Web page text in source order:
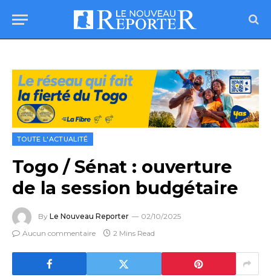
TOUTE L'ACTUALITÉ
Togo / Sénat : ouverture
de la session budgétaire
By Le Nouveau Reporter
02/10/2025
Aucun commentaire
2 Mins Read